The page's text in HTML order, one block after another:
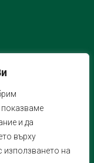
и да
върху
използването на